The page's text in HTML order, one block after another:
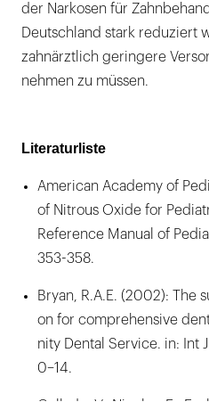
der Narkosen für
Deutschland stark reduziert
zahnärztlich geringere
nehmen zu müssen.
Literaturliste
American Academy of
of Nitrous Oxide for
Reference Manual of
353-358.
Bryan, R.A.E. (2002): The
on for comprehensive
nity Dental Service. in: Int
0–14.